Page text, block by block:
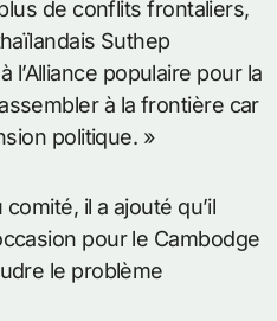
de conflits frontaliers,
Suthep
l’Alliance populaire pour la
à la frontière car
politique. »
il a ajouté qu’il
pour le Cambodge
le problème